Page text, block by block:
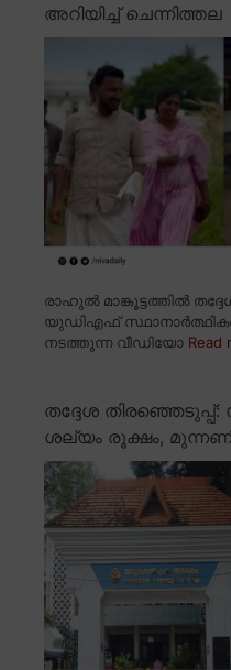
അറിയിച്ച് ചെന്നിത്തല
രാഹുൽ മാങ്കൂട്ടത്തിൽ
യുഡിഎഫ്
നടത്തുന്ന വീഡിയോ Read
തദ്ദേശ
ശല്യം രൂക്ഷം,